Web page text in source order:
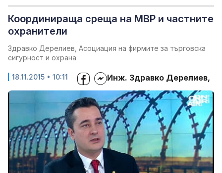
Координираща среща на МВР и частните
охранители
Здравко Дерелиев, Асоциация на фирмите за търговска
сигурност и охрана
18.11.2015 • 10:11 Инж. Здравко Дерелиев,